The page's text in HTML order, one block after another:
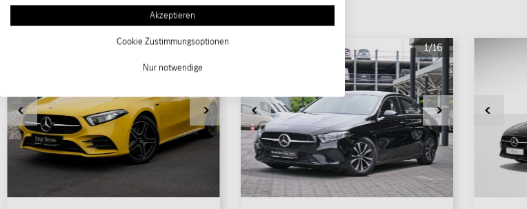
1/19 1/16
Akzeptieren
Cookie Zustimmungsoptionen
Nur notwendige